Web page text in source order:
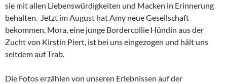
sie mit allen Liebenswürdigkeiten und Macken in Erinnerung
behalten. Jetzt im August hat Amy neue Gesellschaft
bekommen, Mora, eine junge Bordercollie Hündin aus der
Zucht von Kirstin Piert, ist bei uns eingezogen und hält uns
seitdem auf Trab.
Die Fotos erzählen von unseren Erlebnissen auf der